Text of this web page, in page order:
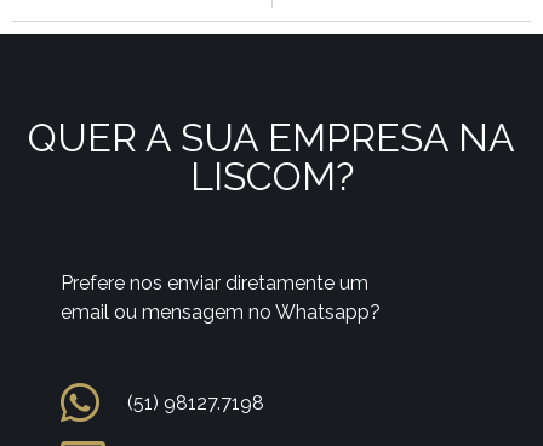
QUER A SUA EMPRESA NA
LISCOM?
Prefere nos enviar diretamente um
email ou mensagem no Whatsapp?
(51) 98127.7198